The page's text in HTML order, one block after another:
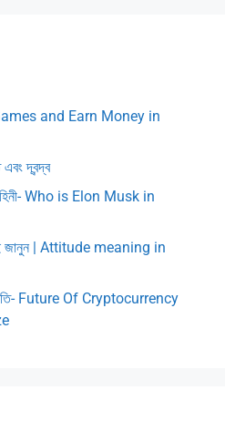
and Earn Money in
এবং দ্বন্দ্ব
Who is Elon Musk in
জানুন | Attitude meaning in
Future Of Cryptocurrency